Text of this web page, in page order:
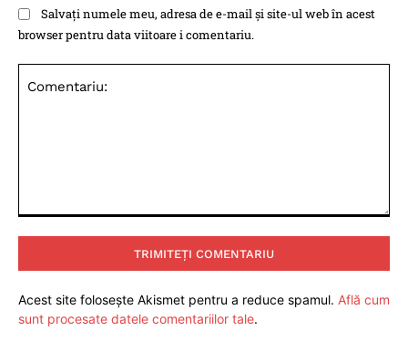
Salvați numele meu, adresa de e-mail și site-ul web în acest
browser pentru data viitoare i comentariu.
Acest site folosește Akismet pentru a reduce spamul. Află cum
sunt procesate datele comentariilor tale.